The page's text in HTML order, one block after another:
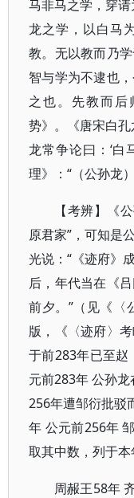
马非马之学，穿请
龙之学，以白马
教。无以教而乃
智与学为不逮也
之也。先教而后
势》。《唐宋白
龙常争论曰：‘白
理》：“（公孙龙
【考辨】《
原君家”，可知是
光说：“《迹府》
后，年代当在《
前夕。”（见《〈
版，《〈迹府〉
于前283年已至赵
元前283年 公孙
256年遭邹衍批驳
年 公元前256年
取其中数，列于本
周赧王58年